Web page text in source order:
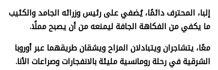
إلبا، المحترف دائمًا، يُضفي على رئيس وزرائه الجامد والكئيب
ما يكفي من الفكاهة الجافة ليمنعه من أن يصبح مملًا.
معًا، يتشاجران ويتبادلان المزاح ويشقان طريقهما عبر أوروبا
الشرقية في رحلة رومانسية مليئة بالانفجارات وصراعات الأنا.